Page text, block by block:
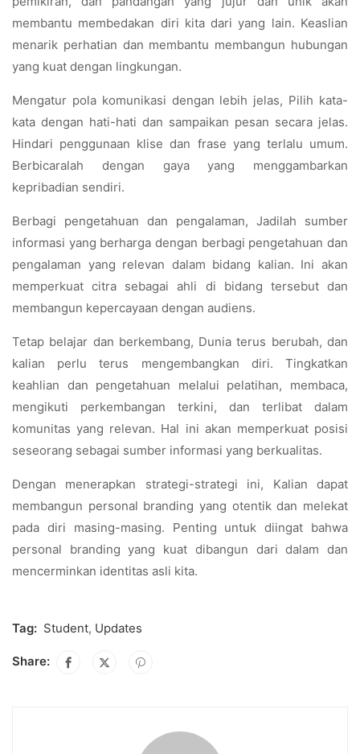
membantu membedakan diri kita dari yang lain. Keaslian
menarik perhatian dan membantu membangun hubungan
yang kuat dengan lingkungan.
Mengatur pola komunikasi dengan lebih jelas, Pilih kata-
kata dengan hati-hati dan sampaikan pesan secara jelas.
Hindari penggunaan klise dan frase yang terlalu umum.
Berbicaralah dengan gaya yang menggambarkan
kepribadian sendiri.
Berbagi pengetahuan dan pengalaman, Jadilah sumber
informasi yang berharga dengan berbagi pengetahuan dan
pengalaman yang relevan dalam bidang kalian. Ini akan
memperkuat citra sebagai ahli di bidang tersebut dan
membangun kepercayaan dengan audiens.
Tetap belajar dan berkembang, Dunia terus berubah, dan
kalian perlu terus mengembangkan diri. Tingkatkan
keahlian dan pengetahuan melalui pelatihan, membaca,
mengikuti perkembangan terkini, dan terlibat dalam
komunitas yang relevan. Hal ini akan memperkuat posisi
seseorang sebagai sumber informasi yang berkualitas.
Dengan menerapkan strategi-strategi ini, Kalian dapat
membangun personal branding yang otentik dan melekat
pada diri masing-masing. Penting untuk diingat bahwa
personal branding yang kuat dibangun dari dalam dan
mencerminkan identitas asli kita.
Tag: Student, Updates
Share: